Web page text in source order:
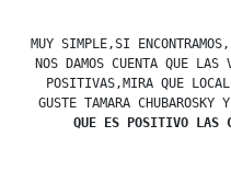
MUY SIMPLE,SI
NOS DAMOS CUENTA QUE LAS
POSITIVAS,MIRA QUE
GUSTE TAMARA
QUE ES POSITIVO LAS